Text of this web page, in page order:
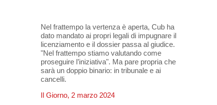
Nel frattempo la vertenza è aperta, Cub ha
dato mandato ai propri legali di impugnare il
licenziamento e il dossier passa al giudice.
"Nel frattempo stiamo valutando come
proseguire l’iniziativa". Ma pare propria che
sarà un doppio binario: in tribunale e ai
cancelli.
Il Giorno, 2 marzo 2024